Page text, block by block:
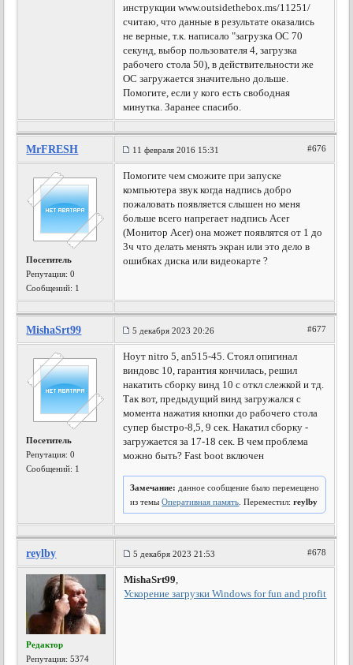
инструкции www.outsidethebox.ms/11251/
считаю, что данные в результате оказались
не верные, т.к. написало "загрузка ОС 70
секунд, выбор пользователя 4, загрузка
рабочего стола 50), в действительности же
ОС загружается значительно дольше.
Помогите, если у кого есть свободная
минутка. Заранее спасибо.
MrFRESH 11 февраля 2016 15:31 #676
Посетитель
Репутация:0
Сообщений: 1
Помогите чем сможите при запуске
компьютера звук когда надпись добро
пожаловать появляется слышен но меня
больше всего напрегает надпись Acer
(Монитор Acer) она может появлятся от 1 до
3ч что делать менять экран или это дело в
ошибках диска или видеокарте ?
MishaSrt99 5 декабря 2023 20:26 #677
Посетитель
Репутация:0
Сообщений: 1
Ноут nitro 5, an515-45. Стоял опигинал
виндовс 10, гарантия кончилась, решил
накатить сборку винд 10 с откл слежкой и тд.
Так вот, предыдущий винд загружался с
момента нажатия кнопки до рабочего стола
супер быстро-8,5, 9 сек. Накатил сборку -
загружается за 17-18 сек. В чем проблема
можно быть? Fast boot включен
Замечание: данное сообщение было перемещено
из темыОперативная память . Переместил:reylby
reylby 5 декабря 2023 21:53 #678
Редактор
Репутация:5374
MishaSrt99,
Ускорение загрузки Windows for fun and profit